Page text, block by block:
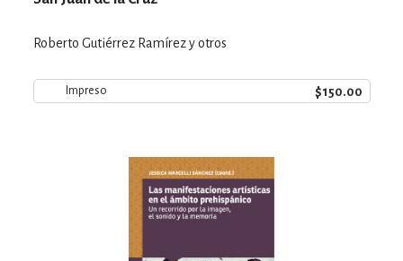
Roberto Gutiérrez Ramírez y otros
Impreso $150.00